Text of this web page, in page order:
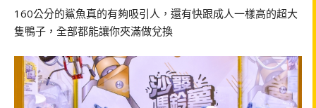
160公分的鯊魚真的有夠吸引人，還有快跟成人一樣高的超大
隻鴨子，全部都能讓你夾滿做兌換